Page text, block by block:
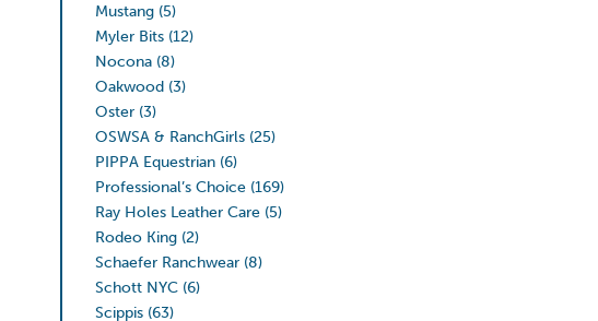
Mustang (5)
Myler Bits (12)
Nocona (8)
Oakwood (3)
Oster (3)
OSWSA & RanchGirls (25)
PIPPA Equestrian (6)
Professional’s Choice (169)
Ray Holes Leather Care (5)
Rodeo King (2)
Schaefer Ranchwear (8)
Schott NYC (6)
Scippis (63)